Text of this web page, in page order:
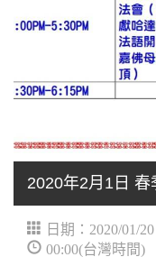
2020年2月1日
日期：2020/01/20
00:00(台灣時間)